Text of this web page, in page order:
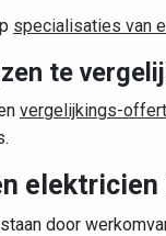
specialisaties van
te
vergelijkings-
elektricien
door